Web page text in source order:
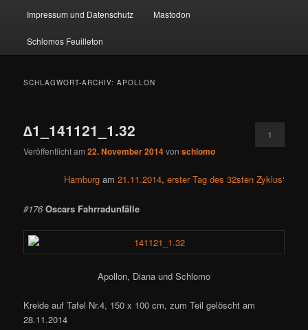
Impressum und Datenschutz Mastodon
Schlomos Feuilleton
SCHLAGWORT-ARCHIV:APOLLON
∆1_141121_1.32
Veröffentlicht am22. November 2014vonschlomo
1
Hamburgam 21.11.2014, erster Tag des 32sten Zyklus‘
#176 Oscars Fahrradunfälle
Apollon, Diana und Schlomo
Kreide auf Tafel Nr.4, 150 x 100 cm, zum Teil gelöscht am
28.11.2014